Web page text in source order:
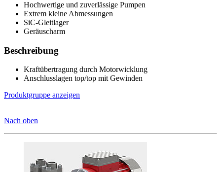
Hochwertige und zuverlässige Pumpen
Extrem kleine Abmessungen
SiC-Gleitlager
Geräuscharm
Beschreibung
Kraftübertragung durch Motorwicklung
Anschlusslagen top/top mit Gewinden
Produktgruppe anzeigen
Nach oben